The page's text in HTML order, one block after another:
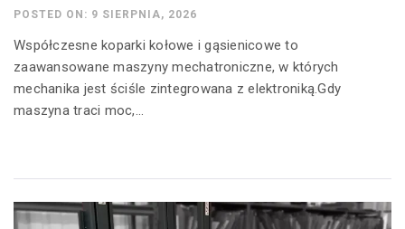
POSTED ON: 9 SIERPNIA, 2026
Współczesne koparki kołowe i gąsienicowe to
zaawansowane maszyny mechatroniczne, w których
mechanika jest ściśle zintegrowana z elektroniką.Gdy
maszyna traci moc,...